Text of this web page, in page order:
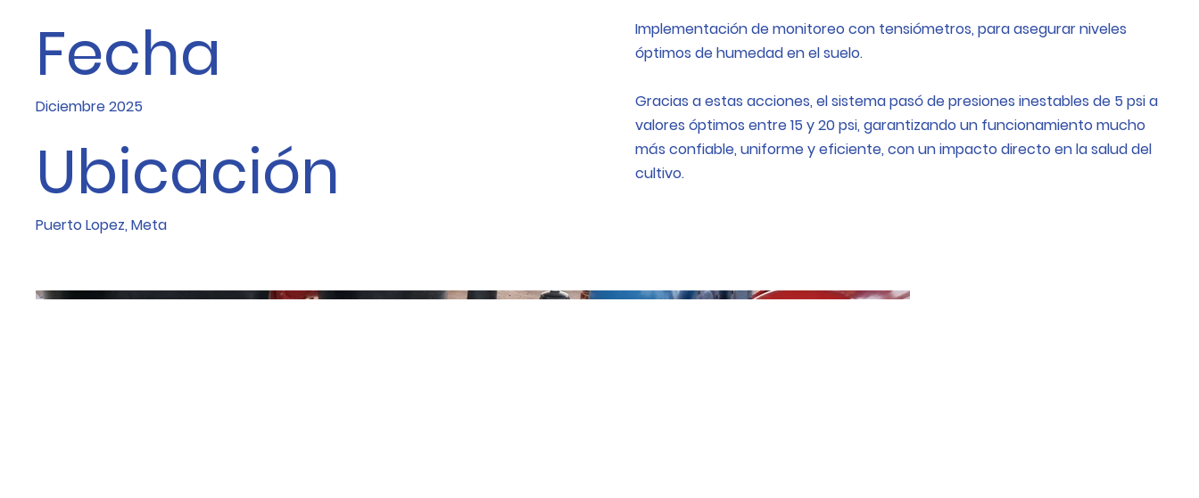
Fecha
Diciembre 2025
Ubicación
Puerto Lopez, Meta
Implementación de monitoreo con tensiómetros, para asegurar niveles
óptimos de humedad en el suelo.
Gracias a estas acciones, el sistema pasó de presiones inestables de 5 psi a
valores óptimos entre 15 y 20 psi, garantizando un funcionamiento mucho
más confiable, uniforme y eficiente, con un impacto directo en la salud del
cultivo.